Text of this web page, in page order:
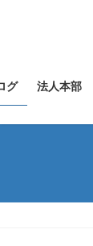
ツ
へ
ス
シ
ョ
ン
グ 法人本部